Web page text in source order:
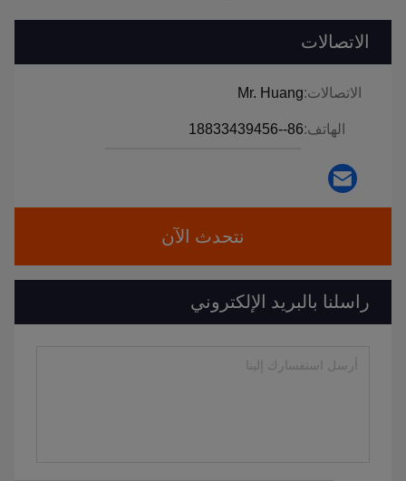
الاتصالات
الاتصالات:Mr. Huang
الهاتف:86--18833439456
نتحدث الآن
راسلنا بالبريد الإلكتروني